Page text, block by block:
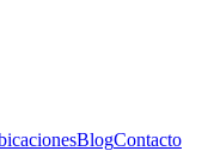
BlogContacto